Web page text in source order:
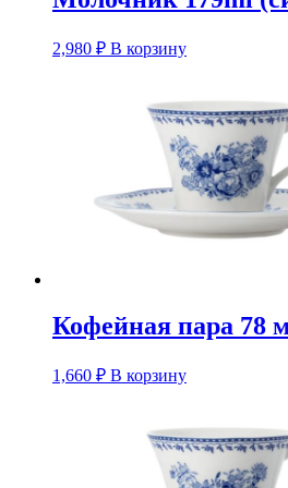
2,980 ₽ В корзину
Кофейная пара 78
1,660 ₽ В корзину